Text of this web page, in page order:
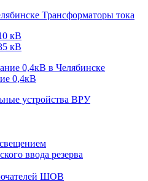
Трансформаторы тока
кВ
кВ
0,4кВ
устройства ВРУ
ввода резерва
ШОВ